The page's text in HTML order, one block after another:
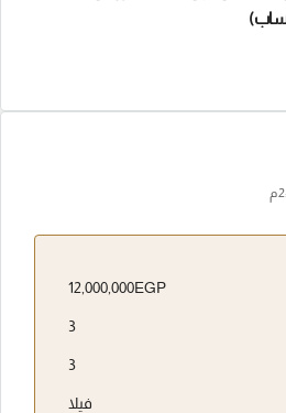
12,000,000EGP
3
3
فيلا